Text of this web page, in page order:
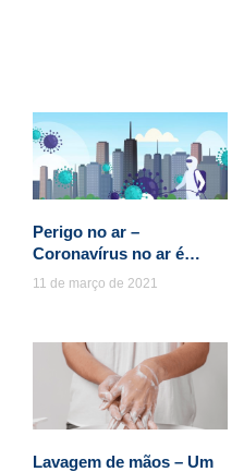
Perigo no ar –
Coronavírus no ar é…
11 de março de 2021
Lavagem de mãos – Um